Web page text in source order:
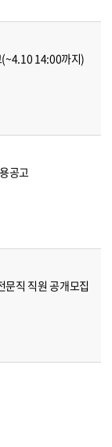
(~4.10 14:00까지)
공고
문직 직원 공개모집